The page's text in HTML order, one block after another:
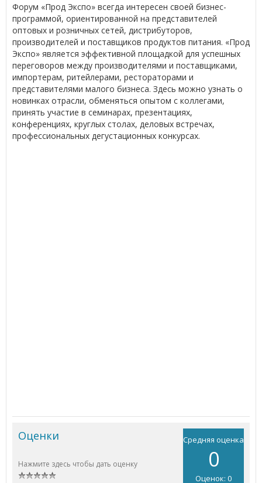
Форум «Прод Экспо» всегда интересен своей бизнес-
программой, ориентированной на представителей
оптовых и розничных сетей, дистрибуторов,
производителей и поставщиков продуктов питания. «Прод
Экспо» является эффективной площадкой для успешных
переговоров между производителями и поставщиками,
импортерам, ритейлерами, рестораторами и
представителями малого бизнеса. Здесь можно узнать о
новинках отрасли, обменяться опытом с коллегами,
принять участие в семинарах, презентациях,
конференциях, круглых столах, деловых встречах,
профессиональных дегустационных конкурсах.
Средняя оценка
0
Оценок: 0
Оценки
Нажмите здесь чтобы дать оценку